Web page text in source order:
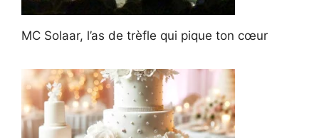
MC Solaar, l’as de trèfle qui pique ton cœur